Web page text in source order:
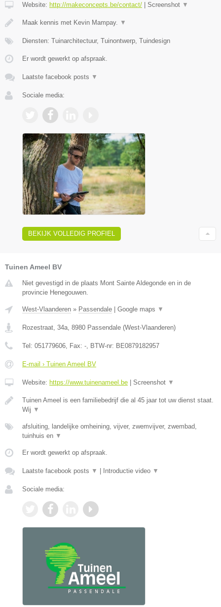
Website: http://makeconcepts.be/contact/ | Screenshot ▼
Maak kennis met Kevin Mampay. ▼
Diensten: Tuinarchitectuur, Tuinontwerp, Tuindesign
Er wordt gewerkt op afspraak.
Laatste facebook posts ▼
Sociale media:
BEKIJK VOLLEDIG PROFIEL
Tuinen Ameel BV
Niet gevestigd in de plaats Mont Sainte Aldegonde en in de
provincie Henegouwen.
West-Vlaanderen » Passendale Google maps ▼
Rozestraat, 34a, 8980 Passendale (West-Vlaanderen)
Tel: 051779606, Fax: -, BTW-nr: BE0879182957
E-mail › Tuinen Ameel BV
Website: https://www.tuinenameel.be Screenshot ▼
Tuinen Ameel is een familiebedrijf die al 45 jaar tot uw dienst staat.
Wij ▼
afsluiting, landelijke omheining, vijver, zwemvijver, zwembad,
tuinhuis en ▼
Er wordt gewerkt op afspraak.
Laatste facebook posts ▼ Introductie video ▼
Sociale media: